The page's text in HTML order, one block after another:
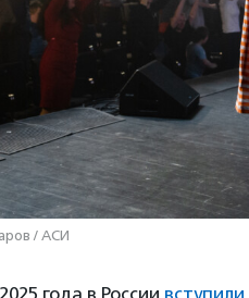
/ АСИ